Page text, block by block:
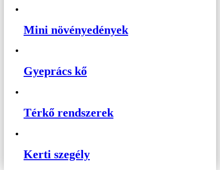
Mini növényedények
Gyeprács kő
Térkő rendszerek
Kerti szegély